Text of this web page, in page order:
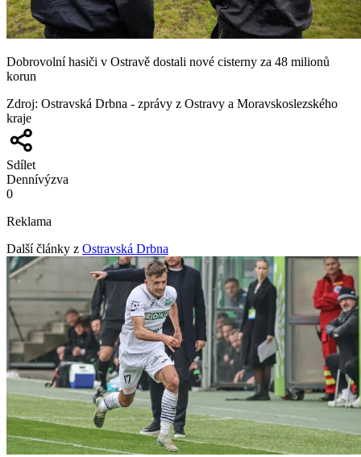
Dobrovolní hasiči v Ostravě dostali nové cisterny za 48 milionů
korun
Zdroj: Ostravská Drbna - zprávy z Ostravy a Moravskoslezského
kraje
Sdílet
Dennívýzva
0
Reklama
Další články z Ostravská Drbna